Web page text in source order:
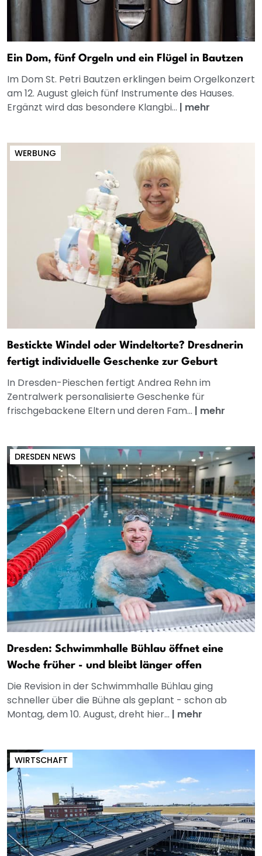
Ein Dom, fünf Orgeln und ein Flügel in Bautzen
Im Dom St. Petri Bautzen erklingen beim Orgelkonzert
am 12. August gleich fünf Instrumente des Hauses.
Ergänzt wird das besondere Klangbi... | mehr
WERBUNG
Bestickte Windel oder Windeltorte? Dresdnerin
fertigt individuelle Geschenke zur Geburt
In Dresden-Pieschen fertigt Andrea Rehn im
Zentralwerk personalisierte Geschenke für
frischgebackene Eltern und deren Fam... | mehr
DRESDEN NEWS
Dresden: Schwimmhalle Bühlau öffnet eine
Woche früher - und bleibt länger offen
Die Revision in der Schwimmhalle Bühlau ging
schneller über die Bühne als geplant - schon ab
Montag, dem 10. August, dreht hier... | mehr
WIRTSCHAFT